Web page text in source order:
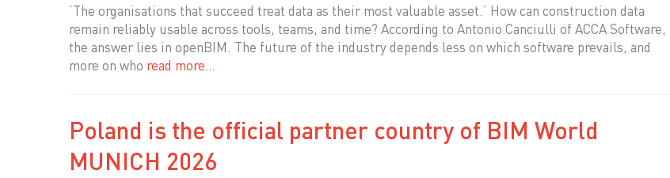
‘The organisations that succeed treat data as their most valuable asset.’ How can construction data
remain reliably usable across tools, teams, and time? According to Antonio Canciulli of ACCA Software,
the answer lies in openBIM. The future of the industry depends less on which software prevails, and
more on who read more…
Poland is the official partner country of BIM World
MUNICH 2026